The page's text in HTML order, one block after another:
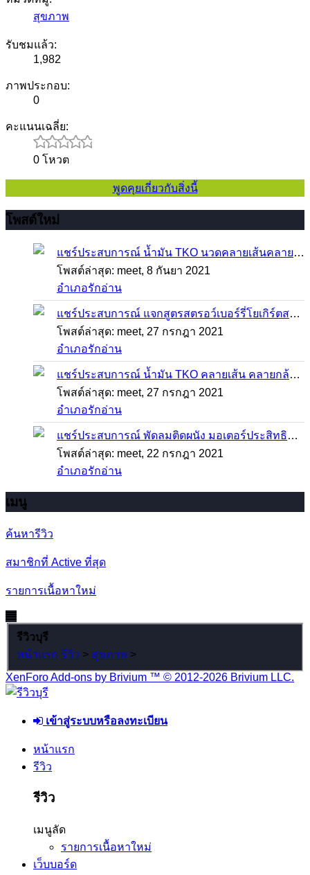
สุขภาพ
รับชมแล้ว:
1,982
ภาพประกอบ:
0
คะแนนเฉลี่ย:
0 โหวต
พูดคุยเกี่ยวกับสิ่งนี้
โพสต์ใหม่
แชร์ประสบการณ์ น้ำมัน TKO นวดคลายเส้นคลายกล้ามเนื้อ จากภาวะตึงหรือเคล็ด บาดเจ็บ ได้อย่างฉับพลัน
โพสต์ล่าสุด: meet, 8 กันยา 2021
อำเภอรักอ่าน
แชร์ประสบการณ์ แจกสูตรสตรอว์เบอร์รี่โยเกิร์ตสมูทตี้ ทำง่าย อร่อย แค่มีเครื่องปั่นน้ำผลไม้
โพสต์ล่าสุด: meet, 27 กรกฎา 2021
อำเภอรักอ่าน
แชร์ประสบการณ์ น้ำมัน TKO คลายเส้น คลายกล้ามเนื้อ บรรเทาอาการบาดเจ็บโดยฉับพลัน
โพสต์ล่าสุด: meet, 27 กรกฎา 2021
อำเภอรักอ่าน
แชร์ประสบการณ์ พัดลมติดผนัง มอเตอร์ประสิทธิภาพสูง ติดตั้งง่าย ประหยัดพื้นที่
โพสต์ล่าสุด: meet, 22 กรกฎา 2021
อำเภอรักอ่าน
เมนู
ค้นหารีวิว
สมาชิกที่ Active ที่สุด
รายการเนื้อหาใหม่
รีวิวบุรี
หน้าแรก รีวิว > สุขภาพ >
XenForo Add-ons by Brivium ™ © 2012-2026 Brivium LLC.
เข้าสู่ระบบหรือลงทะเบียน
หน้าแรก
รีวิว
รีวิว
เมนูลัด
รายการเนื้อหาใหม่
เว็บบอร์ด